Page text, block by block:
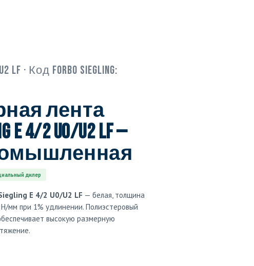
LF · Код Forbo Siegling:
лента
E 4/2 U0/U2 LF —
дилер
E 4/2 U0/U2 LF — белая, толщина
Н/мм при 1% удлинении. Полиэстеровый
высокую размерную